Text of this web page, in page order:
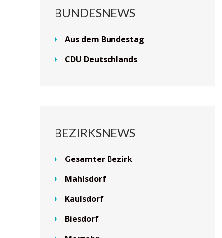
BUNDESNEWS
Aus dem Bundestag
CDU Deutschlands
BEZIRKSNEWS
Gesamter Bezirk
Mahlsdorf
Kaulsdorf
Biesdorf